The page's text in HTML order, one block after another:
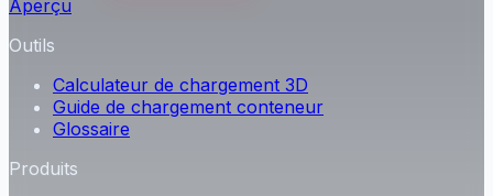
Aperçu
Outils
Calculateur de chargement 3D
Guide de chargement conteneur
Glossaire
Produits